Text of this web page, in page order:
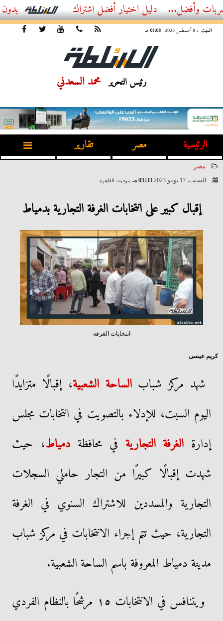
أفضل اشتراك IPTV بدون تقطيع 2026 – دليل المشاهد العصري
السبت ، 8 أغسطس 2026 01:08 مـ
رئيس التحرير محمد السعدني
الرئيسية مصر تقارير
مصر
السبت، 17 يونيو 2023
03:33 مـ بتوقيت القاهرة
إقبال كبير على انتخابات الغرفة التجارية بدمياط
انتخابات الغرفة
كريم عيسى
شهد مركز شبابالساحة الشعبية، إقبالًا متزايدًا
اليوم السبت، للإدلاء بالتصويت في انتخابات مجلس
إدارة الغرفة التجارية في محافظةدمياط، حيث
شهدت إقبالًا كبيرًا من التجار حاملي السجلات
التجارية والمسددين للاشتراك السنوي في الغرفة
التجارية، حيث تتم إجراء الانتخابات في مركز شباب
مدينة دمياط المعروفة باسم الساحة الشعبية.
ويتنافس في الانتخابات ١٥ مرشحًا بالنظام الفردي